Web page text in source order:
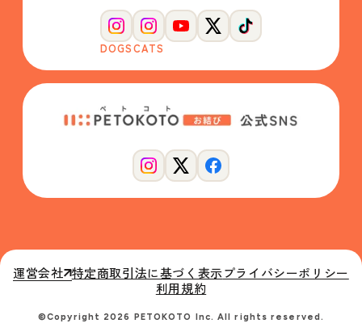
DOGSCATS
運営会社 特定商取引法に基づく表示プライバシーポリシー
利用規約
©Copyright 2026 PETOKOTO Inc. All rights reserved.